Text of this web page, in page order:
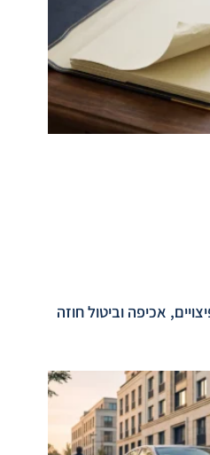
אכיפה וביטול חוזה